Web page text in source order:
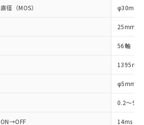
直径（MOS） φ30mm
25mm
56軸
1395mm
φ5mm
0.2～9m
ON→OFF 14ms